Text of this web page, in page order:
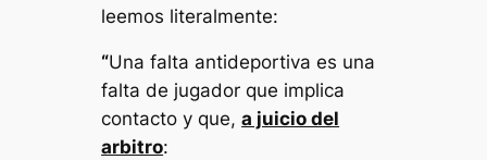
leemos literalmente:
“Una falta antideportiva es una
falta de jugador que implica
contacto y que,a juicio del
arbitro: